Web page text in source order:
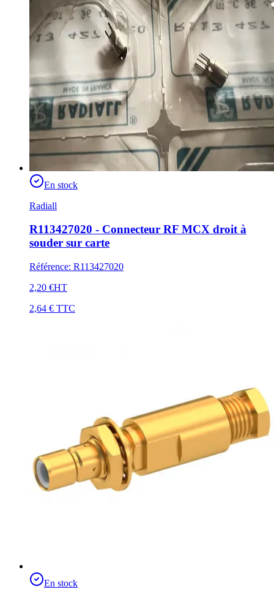
En stock
Radiall
R113427020 - Connecteur RF MCX droit à
souder sur carte
Référence: R113427020
2,20 €HT
2,64 € TTC
En stock